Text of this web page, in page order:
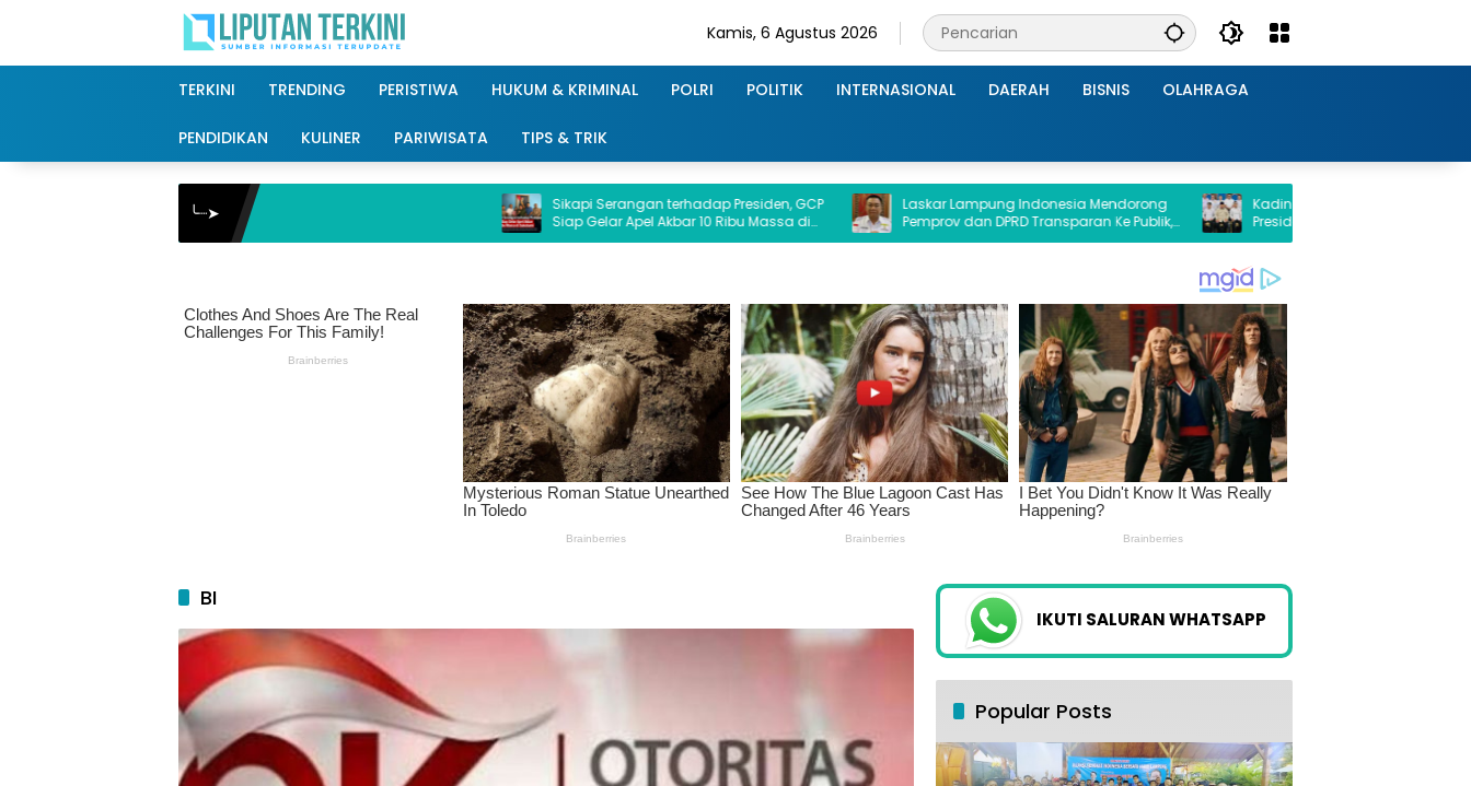
Kamis, 6 Agustus 2026
TERKINI TRENDING PERISTIWA HUKUM & KRIMINAL POLRI POLITIK INTERNASIONAL DAERAH BISNIS OLAHRAGA
PENDIDIKAN KULINER PARIWISATA TIPS & TRIK
╰┈➤
Sikapi Serangan terhadap Presiden, GCP
Siap Gelar Apel Akbar 10 Ribu Massa di
Sukabumi.
Laskar Lampung Indonesia Mendorong
Pemprov dan DPRD Transparan Ke Publik,
Terkait Dana Hibah Ke Kejati Lampung
Kadin Lampung Hadiri Forum Strategis
Presiden Prabowo, Bawa Misi Perkuat
Ekonomi dan Investasi Daerah
BI
IKUTI SALURAN WHATSAPP
Popular Posts